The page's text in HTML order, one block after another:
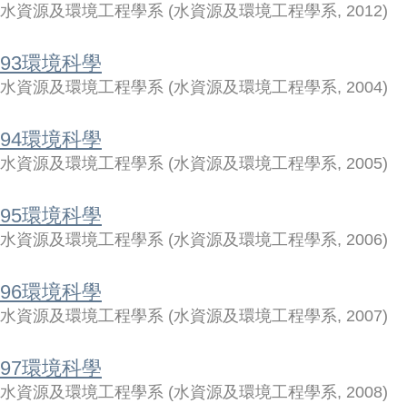
水資源及環境工程學系 (水資源及環境工程學系, 2012)
93環境科學
水資源及環境工程學系 (水資源及環境工程學系, 2004)
94環境科學
水資源及環境工程學系 (水資源及環境工程學系, 2005)
95環境科學
水資源及環境工程學系 (水資源及環境工程學系, 2006)
96環境科學
水資源及環境工程學系 (水資源及環境工程學系, 2007)
97環境科學
水資源及環境工程學系 (水資源及環境工程學系, 2008)